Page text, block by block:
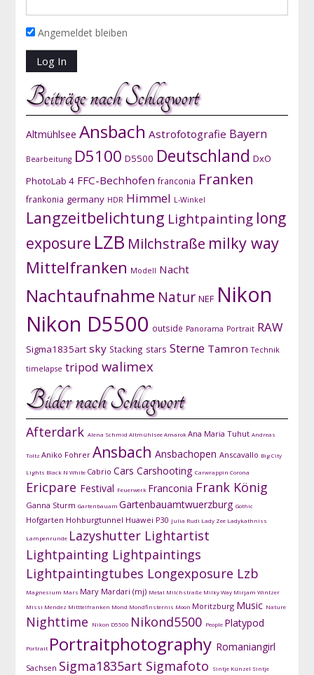
Angemeldet bleiben
Beiträge nach Schlagwort
Altmühlsee Ansbach Astrofotografie Bayern
Bearbeitung D5100 D5500 Deutschland DxO
PhotoLab 4 FFC-Bechhofen franconia Franken
frankonia germany HDR Himmel L-Winkel
Langzeitbelichtung Lightpainting long
exposure LZB Milchstraße milky way
Mittelfranken Modell Nacht
Nachtaufnahme Natur NEF Nikon
Nikon D5500 outside Panorama Portrait RAW
Sigma1835art sky Stacking stars Sterne Tamron Technik
timelapse tripod walimex
Bilder nach Schlagwort
Afterdark Alena Schmid AltmühlseeAmarokAna Maria Tuhut Andreas
Toltz Aniko Fohrer Ansbach Ansbachopen Anscavallo Big City
Lights Black N White Cabrio Cars Carshooting Carwrappin Corona
Ericpare Festival Feuerwerk Franconia Frank König
Ganna Sturm Gartenbauam Gartenbauamtwuerzburg Gothic
Hofgarten Hohburgtunnel Huawei P30 Julia Rudi Lady Zee Ladykathniss
Lampenrunde Lazyshutter Lightartist
Lightpainting Lightpaintings
Lightpaintingtubes Longexposure Lzb
Magnesium Mars Mary Mardari (mj) Metal Milchstraße Milky Way Mirjam Wintzer
Missi Mendez Mitttelfranken Mond Mondfinsternis Moon Moritzburg Music Nature
Nighttime Nikon D5500 Nikond5500 People Platypod
Portrait Portraitphotography Romaniangirl
Sachsen Sigma1835art Sigmafoto Sintje Künzel Sintje